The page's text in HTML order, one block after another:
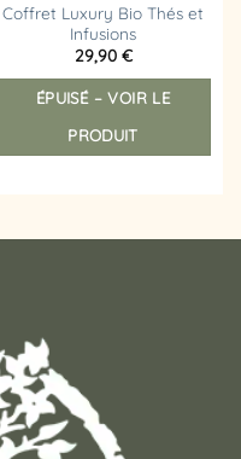
Coffret Luxury Bio Thés et
Infusions
29,90 €
ÉPUISÉ – VOIR LE
PRODUIT